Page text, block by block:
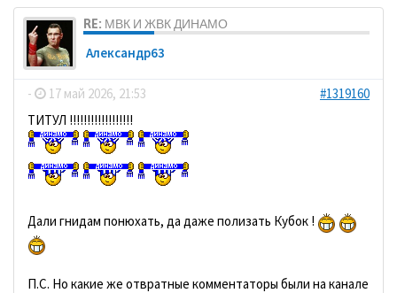
RE: МВК И ЖВК ДИНАМО
Александр63
- 17 май 2026, 21:53
#1319160
ТИТУЛ !!!!!!!!!!!!!!!!!!
Дали гнидам понюхать, да даже полизать Кубок !
П.С. Но какие же отвратные комментаторы были на канале